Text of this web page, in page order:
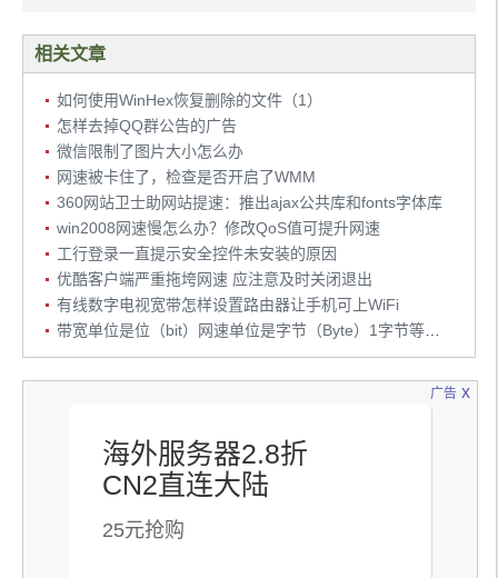
相关文章
如何使用WinHex恢复删除的文件（1）
怎样去掉QQ群公告的广告
微信限制了图片大小怎么办
网速被卡住了，检查是否开启了WMM
360网站卫士助网站提速：推出ajax公共库和fonts字体库
win2008网速慢怎么办？修改QoS值可提升网速
工行登录一直提示安全控件未安装的原因
优酷客户端严重拖垮网速 应注意及时关闭退出
有线数字电视宽带怎样设置路由器让手机可上WiFi
广告
海外服务器2.8折
CN2直连大陆
25元抢购
x